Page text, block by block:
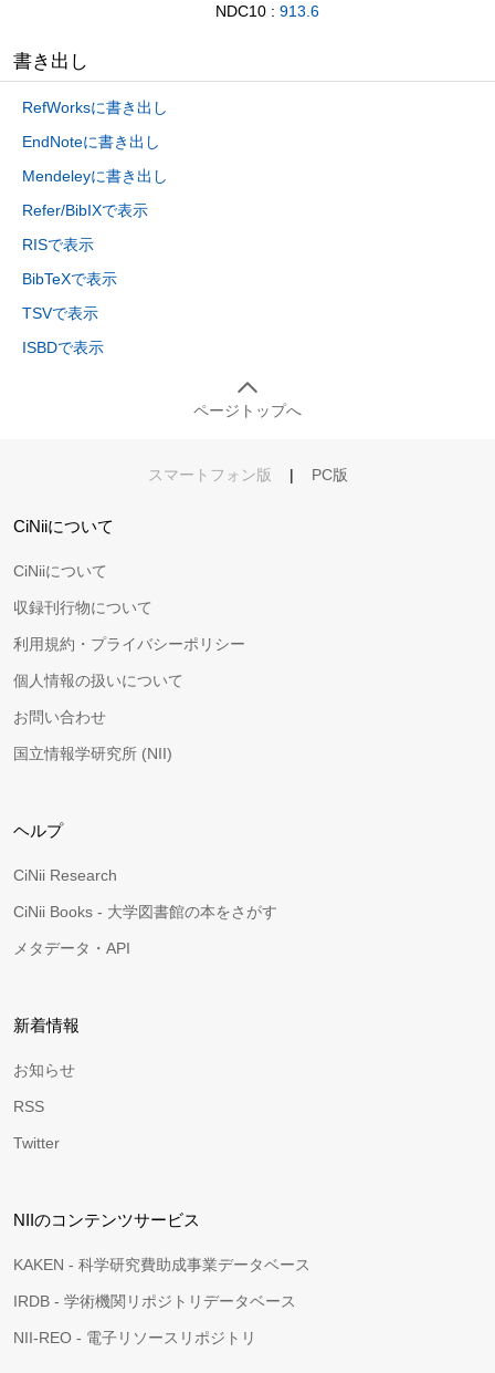
NDC10 : 913.6
書き出し
RefWorksに書き出し
EndNoteに書き出し
Mendeleyに書き出し
Refer/BibIXで表示
RISで表示
BibTeXで表示
TSVで表示
ISBDで表示
ページトップへ
スマートフォン版 | PC版
CiNiiについて
CiNiiについて
収録刊行物について
利用規約・プライバシーポリシー
個人情報の扱いについて
お問い合わせ
国立情報学研究所 (NII)
ヘルプ
CiNii Research
CiNii Books - 大学図書館の本をさがす
メタデータ・API
新着情報
お知らせ
RSS
Twitter
NIIのコンテンツサービス
KAKEN - 科学研究費助成事業データベース
IRDB - 学術機関リポジトリデータベース
NII-REO - 電子リソースリポジトリ